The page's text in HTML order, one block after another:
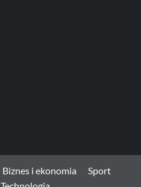
Biznes i ekonomia
Sport